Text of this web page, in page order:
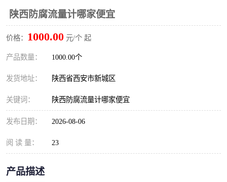
陕西防腐流量计哪家便宜
价格： 1000.00 元/个 起
产品数量： 1000.00个
发货地址： 陕西省西安市新城区
关键词： 陕西防腐流量计哪家便宜
发布日期： 2026-08-06
阅 读 量： 23
产品描述